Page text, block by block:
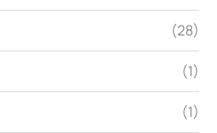
(28)
(1)
(1)